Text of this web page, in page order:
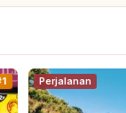
Perjalanan